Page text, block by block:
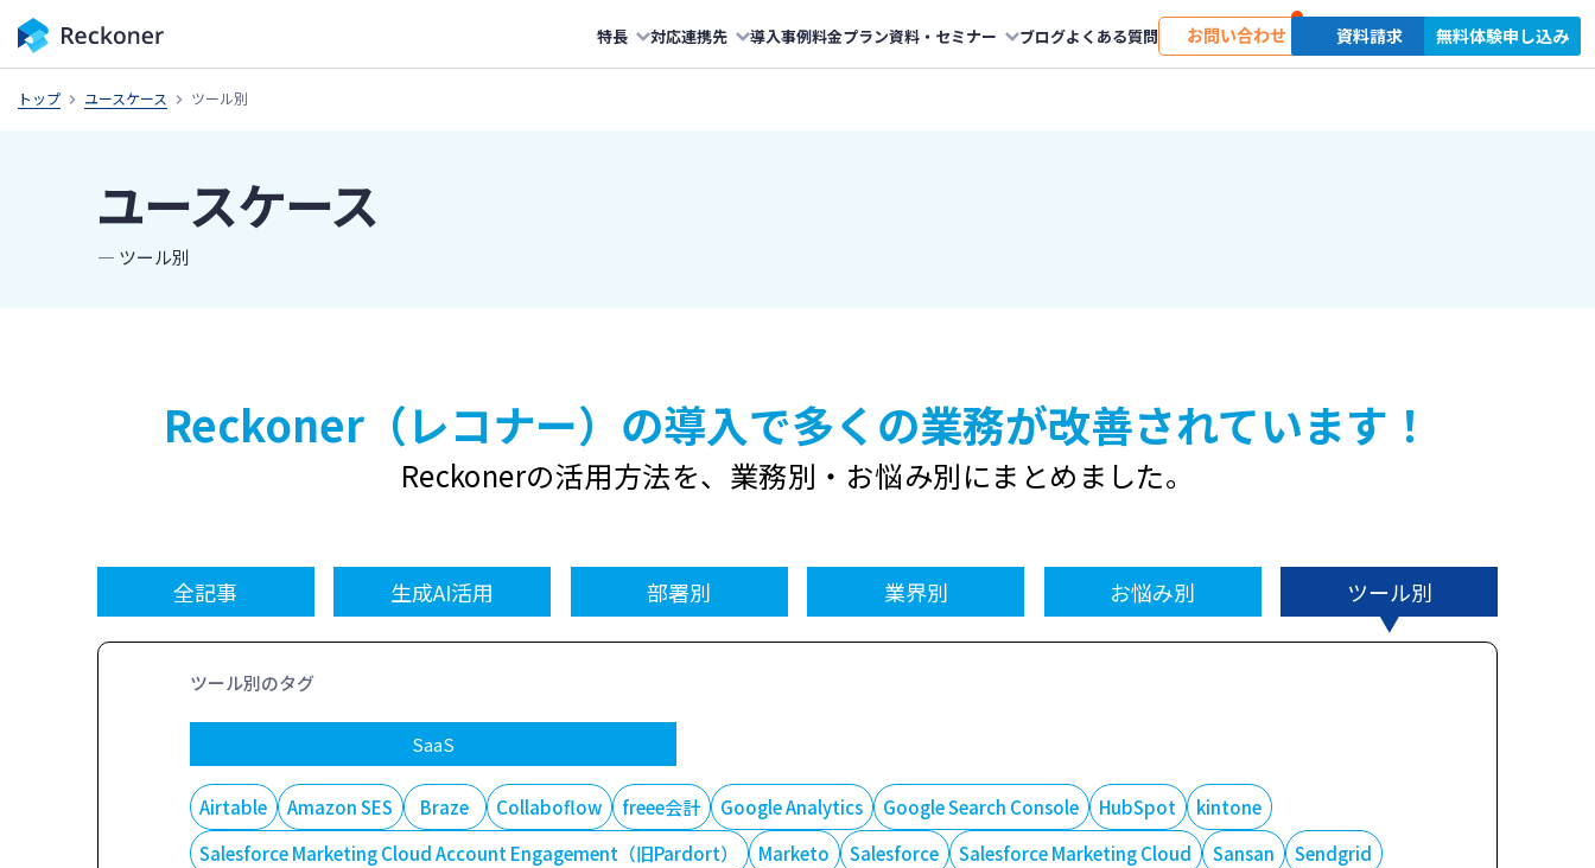
特長 対応連携先 導入事例料金プラン資料・セミナー ブログよくある質問 お問い合わせ 資料請求 無料体験申し込み
トップ ユースケース ツール別
ユースケース
― ツール別
Reckoner（レコナー）の導入で多くの業務が改善されています！
Reckonerの活用方法を、 業務別・お悩み別にまとめました。
全記事 生成AI活用 部署別 業界別 お悩み別 ツール別
ツール別のタグ
SaaS
Airtable Amazon SES Braze Collaboflow freee会計 Google Analytics Google Search Console HubSpot
kintone
Salesforce Marketing Cloud Account Engagement（旧Pardort）
Marketo Salesforce Salesforce Marketing Cloud Sansan
Sendgrid